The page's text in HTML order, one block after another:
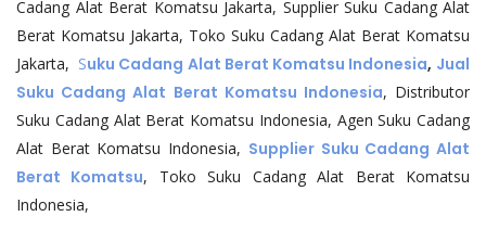
Cadang Alat Berat Komatsu Jakarta, Supplier Suku Cadang Alat
Berat Komatsu Jakarta, Toko Suku Cadang Alat Berat Komatsu
Jakarta, Suku Cadang Alat Berat Komatsu Indonesia, Jual
Suku Cadang Alat Berat Komatsu Indonesia, Distributor
Suku Cadang Alat Berat Komatsu Indonesia, Agen Suku Cadang
Alat Berat Komatsu Indonesia, Supplier Suku Cadang Alat
Berat Komatsu, Toko Suku Cadang Alat Berat Komatsu
Indonesia,